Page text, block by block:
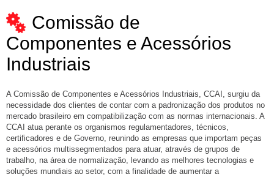
Comissão de
Componentes e Acessórios
Industriais
A Comissão de Componentes e Acessórios Industriais, CCAI, surgiu da
necessidade dos clientes de contar com a padronização dos produtos no
mercado brasileiro em compatibilização com as normas internacionais. A
CCAI atua perante os organismos regulamentadores, técnicos,
certificadores e de Governo, reunindo as empresas que importam peças
e acessórios multissegmentados para atuar, através de grupos de
trabalho, na área de normalização, levando as melhores tecnologias e
soluções mundiais ao setor, com a finalidade de aumentar a